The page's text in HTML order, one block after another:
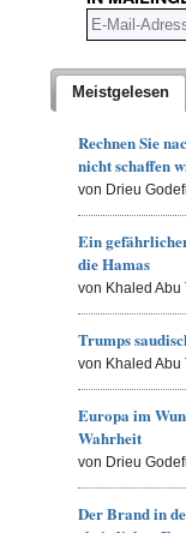
Meistgelesen
Rechnen Sie
nicht schaffen
von Drieu
Ein
die Hamas
von Khaled Abu
Trumps
von Khaled Abu
Europa im
Wahrheit
von Drieu
Der Brand in